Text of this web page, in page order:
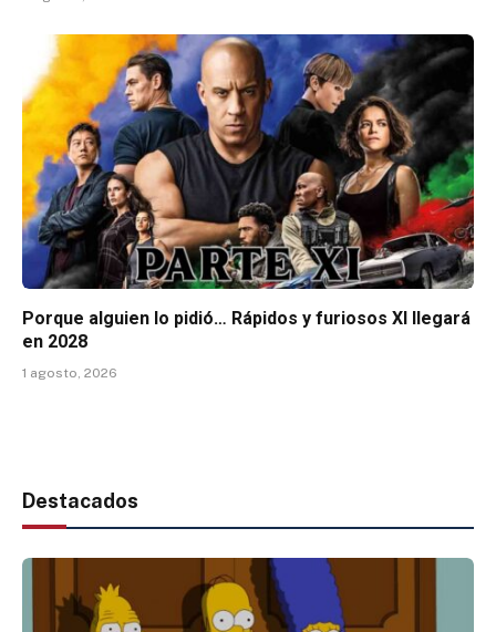
Porque alguien lo pidió… Rápidos y furiosos XI llegará
en 2028
1 agosto, 2026
Destacados